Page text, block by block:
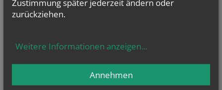
Zustimmung später jederzeit ändern oder
zurückziehen.
Weitere Informationen anzeigen...
Annehmen